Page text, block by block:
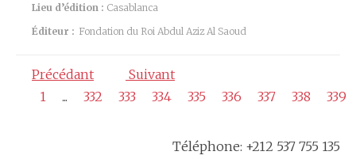
Lieu d’édition : Casablanca
Éditeur : Fondation du Roi Abdul Aziz Al Saoud
Précédant
Suivant
1
... 332 333 334 335 336 337 338 339
Téléphone: +212 537 755 135